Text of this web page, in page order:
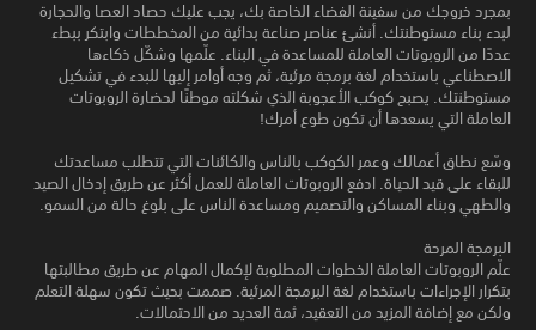
بمجرد خروجك من سفينة الفضاء الخاصة بك، يجب عليك حصاد العصا والحجارة
لبدء بناء مستوطنتك. أنشئ عناصر صناعة بدائية من المخططات وابتكر ببطء
عددًا من الروبوتات العاملة للمساعدة في البناء. علّمها وشكّل ذكاءها
الاصطناعي باستخدام لغة برمجة مرئية، ثم وجه أوامر إليها للبدء في تشكيل
مستوطنتك. يصبح كوكب الأعجوبة الذي شكلته موطنًا لحضارة الروبوتات
العاملة التي يسعدها أن تكون طوع أمرك!
وسّع نطاق أعمالك وعمر الكوكب بالناس والكائنات التي تتطلب مساعدتك
للبقاء على قيد الحياة. ادفع الروبوتات العاملة للعمل أكثر عن طريق إدخال الصيد
والطهي وبناء المساكن والتصميم ومساعدة الناس على بلوغ حالة من السمو.
البرمجة المرحة
علّم الروبوتات العاملة الخطوات المطلوبة لإكمال المهام عن طريق مطالبتها
بتكرار الإجراءات باستخدام لغة البرمجة المرئية. صممت بحيث تكون سهلة التعلم
ولكن مع إضافة المزيد من التعقيد، ثمة العديد من الاحتمالات.